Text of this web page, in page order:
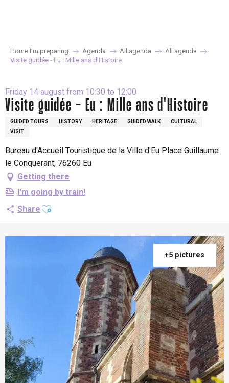
Home I’m preparing Agenda All agenda
All agenda
Visite guidée - Eu : Mille ans d'Histoire
Friday 14 august from 10:30 to 12:00
Visite guidée - Eu : Mille ans d'Histoire
GUIDED TOURS HISTORY HERITAGE GUIDED WALK
CULTURAL
VISIT
Bureau d'Accueil Touristique de la Ville d'Eu Place Guillaume
le Conquerant, 76260 Eu
Getting there
I'm going by train!
Share Ajouter aux favoris
+5 pictures